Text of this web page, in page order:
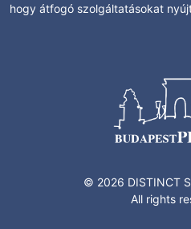
hogy átfogó szolgáltatásokat
© 2026 DISTINCT
All rights